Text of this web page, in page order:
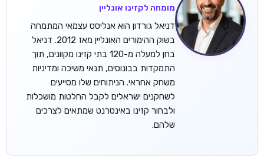
מומחה לקזינו אונליין
דניאל גורדון הוא אנליסט עצמאי המתמחה
בשוק ההימורים האונליין מאז 2012. דניאל
בחן למעלה מ-120 בתי קזינו מקוונים, תוך
התמקדות בבונוסים, תנאי משיכה ומדיניות
משחק אחראי. הניתוחים שלו מסייעים
לשחקנים ישראלים לקבל החלטות מושכלות
ולבחור קזינו באינטרנט שמתאים לצרכים
שלהם.